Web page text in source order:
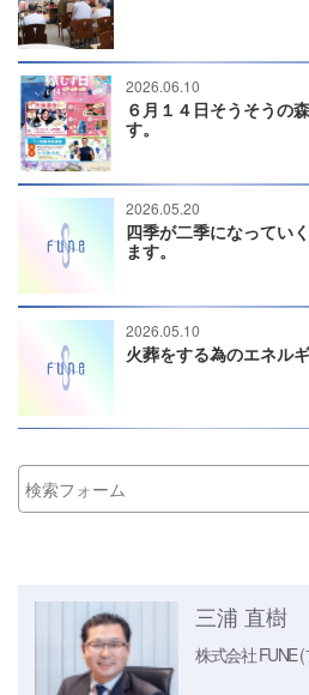
2026.06.10
６月１４日そうそうの
す。
2026.05.20
四季が二季になってい
ます。
2026.05.10
火葬をする為のエネル
三浦 直樹
株式会社 FUNE